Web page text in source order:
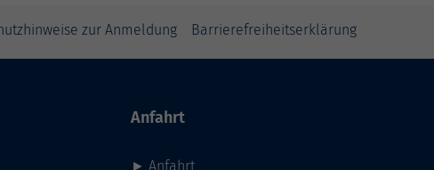
zur Anmeldung Barrierefreiheitserklärung
Anfahrt
► Anfahrt